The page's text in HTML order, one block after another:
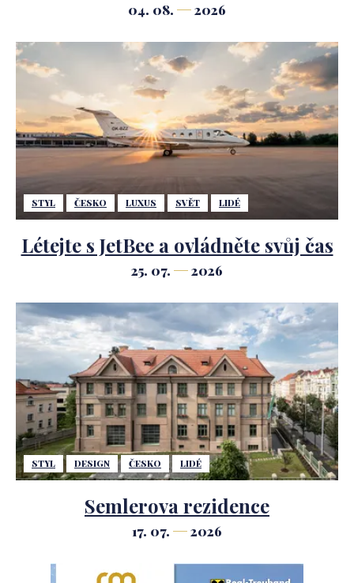
04. 08. 2026
STYL ČESKO LUXUS SVĚT LIDÉ
Létejte s JetBee a ovládněte svůj čas
25. 07. 2026
STYL DESIGN ČESKO LIDÉ
Semlerova rezidence
17. 07. 2026